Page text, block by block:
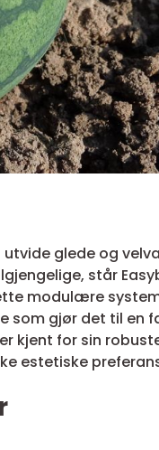
utvide glede og
står
modulære
som gjør det til en
kjent for sin
estetiske